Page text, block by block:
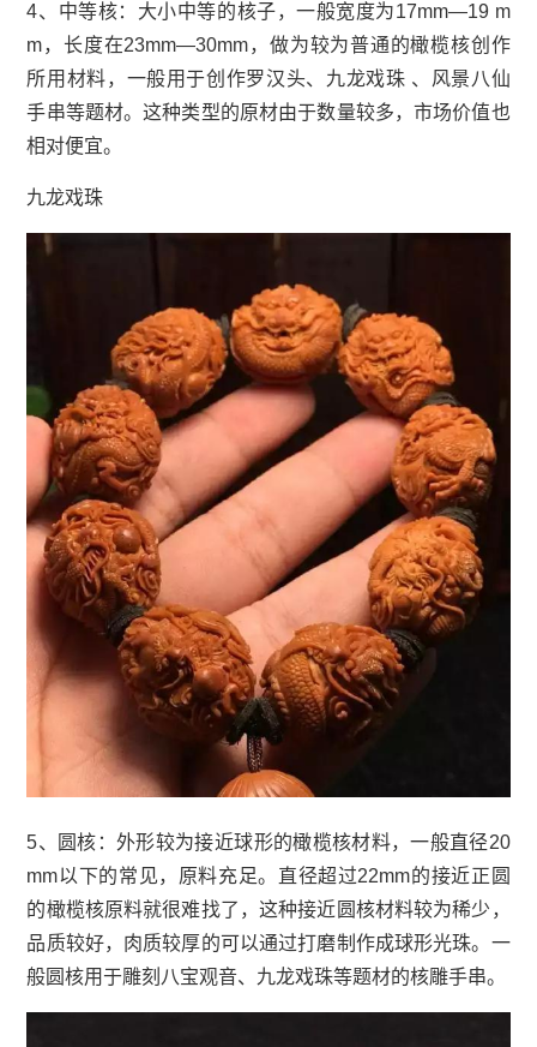
4、中等核：大小中等的核子，一般宽度为17mm—19 m
m，长度在23mm—30mm，做为较为普通的橄榄核创作
所用材料，一般用于创作罗汉头、九龙戏珠 、风景八仙
手串等题材。这种类型的原材由于数量较多，市场价值也
相对便宜。
九龙戏珠
5、圆核：外形较为接近球形的橄榄核材料，一般直径20
mm以下的常见，原料充足。直径超过22mm的接近正圆
的橄榄核原料就很难找了，这种接近圆核材料较为稀少，
品质较好，肉质较厚的可以通过打磨制作成球形光珠。一
般圆核用于雕刻八宝观音、九龙戏珠等题材的核雕手串。